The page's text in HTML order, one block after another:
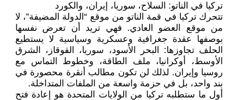
تركيا في الناتو: السلاح، سوريا، إيران، والكورد
تتحرك تركيا في قمة الناتو من موقع “الدولة المضيفة”، لا
من موقع العضو العادي. فهي تريد أن تعرض نفسها
بوصفها عقدة جغرافية وعسكرية وسياسية لا يستطيع
الحلف تجاوزها: البحر الأسود، سوريا، القوقاز، الشرق
الأوسط، أوكرانيا، ملف الطاقة، وخطوط التماس مع
روسيا وإيران. لذلك لن تكون مطالب أنقرة محصورة في
بند واحد، بل في حزمة واسعة من الملفات المتداخلة.
أول ما ستطلبه تركيا من الولايات المتحدة هو إعادة فتح